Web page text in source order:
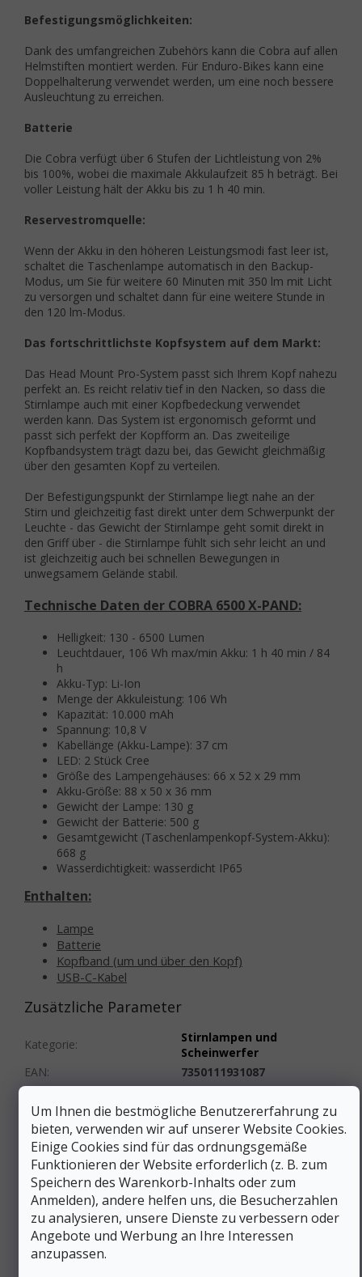
Um Ihnen die bestmögliche Benutzererfahrung zu
bieten, verwenden wir auf unserer Website Cookies.
Einige Cookies sind für das ordnungsgemäße
Funktionieren der Website erforderlich (z. B. zum
Speichern des Warenkorb-Inhalts oder zum
Anmelden), andere helfen uns, die Besucherzahlen
zu analysieren, unsere Dienste zu verbessern oder
Angebote und Werbung an Ihre Interessen
anzupassen.
Befestigungsmöglichkeiten:
Dank des umfangreichen Zubehörs kann die Cobra auf allen
Helmstiften montiert werden. Für Enduro-Bikes kann eine
Doppelhalterung verwendet werden, um eine noch bessere
Ausleuchtung zu erreichen.
Batterie
Die Cobra verfügt über 6 Stufen der Lichtleistung von 2%
bis 100%, wobei die maximale Akkulaufzeit 85 h beträgt. Bei
voller Leistung hält der Akku bis zu 1 h 40 min.
Reservestromquelle:
Wenn der Akku in den höheren Leistungsmodi fast leer ist,
schaltet die Taschenlampe automatisch in den Backup-
Modus, um Sie für weitere 60 Minuten mit 350 lm mit Licht
zu versorgen und schaltet dann für eine weitere Stunde in
den 120 lm-Modus.
Das fortschrittlichste Kopfsystem auf dem Markt:
Das Head Mount Pro-System passt sich Ihrem Kopf nahezu
perfekt an. Es reicht relativ tief in den Nacken, so dass die
Stirnlampe auch mit einer Kopfbedeckung verwendet
werden kann. Das System ist ergonomisch geformt und
passt sich perfekt der Kopfform an. Das zweiteilige
Kopfbandsystem trägt dazu bei, das Gewicht gleichmäßig
über den gesamten Kopf zu verteilen.
Der Befestigungspunkt der Stirnlampe liegt nahe an der
Stirn und gleichzeitig fast direkt unter dem Schwerpunkt der
Leuchte - das Gewicht der Stirnlampe geht somit direkt in
den Griff über - die Stirnlampe fühlt sich sehr leicht an und
ist gleichzeitig auch bei schnellen Bewegungen in
unwegsamem Gelände stabil.
Technische Daten der COBRA 6500 X-PAND:
Helligkeit: 130 - 6500 Lumen
Leuchtdauer, 106 Wh max/min Akku: 1 h 40 min / 84
h
Akku-Typ: Li-Ion
Menge der Akkuleistung: 106 Wh
Kapazität: 10.000 mAh
Spannung: 10,8 V
Kabellänge (Akku-Lampe): 37 cm
LED: 2 Stück Cree
Größe des Lampengehäuses: 66 x 52 x 29 mm
Akku-Größe: 88 x 50 x 36 mm
Gewicht der Lampe: 130 g
Gewicht der Batterie: 500 g
Gesamtgewicht (Taschenlampenkopf-System-Akku):
668 g
Wasserdichtigkeit: wasserdicht IP65
Enthalten:
Lampe
Batterie
Kopfband (um und über den Kopf)
USB-C-Kabel
Zusätzliche Parameter
Kategorie:
Stirnlampen und
Scheinwerfer
EAN:
7350111931087
Geschlecht:
Unisex
Material:
Aluminium
Farbe:
Schwarz
Wasserfestigkeit:
Spritzwassergeschützt
Gewicht (g):
151 bis 200 g
Max. Dauer von Leuchten
(h):
51 bis 100
Max. Dauer von Leuchten
(max. Leistung) (h):
bis zu 5
Max. Lichtstrom (lm)